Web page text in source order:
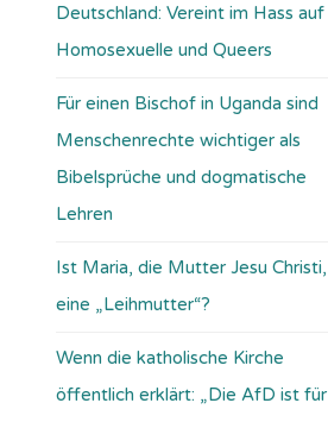
Deutschland: Vereint im Hass auf
Homosexuelle und Queers
Für einen Bischof in Uganda sind
Menschenrechte wichtiger als
Bibelsprüche und dogmatische
Lehren
Ist Maria, die Mutter Jesu Christi,
eine „Leihmutter“?
Wenn die katholische Kirche
öffentlich erklärt: „Die AfD ist für